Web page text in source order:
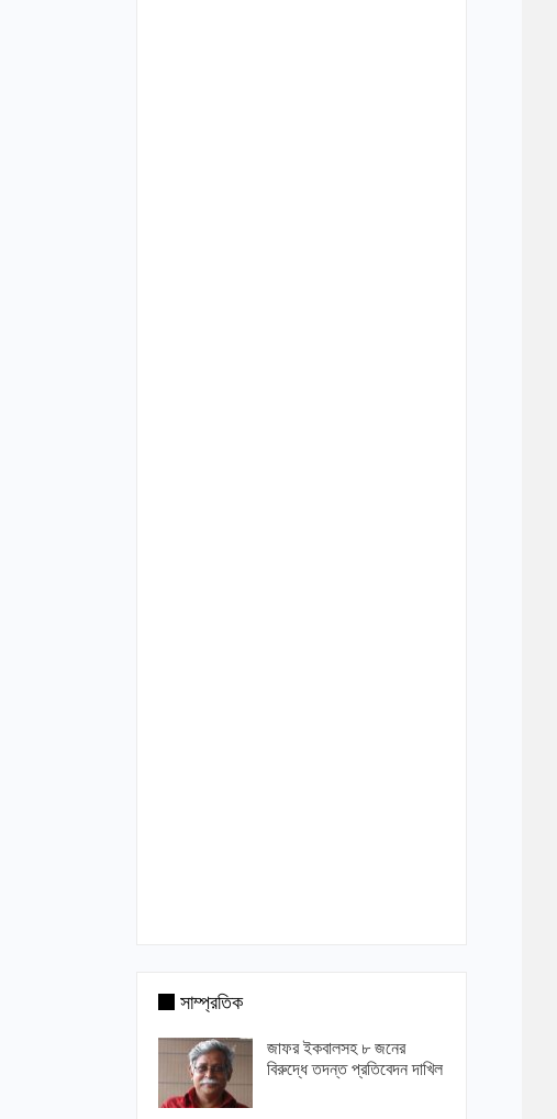
সাম্প্রতিক
জাফর ইকবালসহ ৮ জনের
বিরুদ্ধে তদন্ত প্রতিবেদন দাখিল